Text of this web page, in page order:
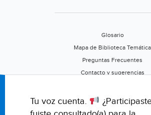
Glosario
Mapa de Biblioteca Temática
Preguntas Frecuentes
Contacto y sugerencias
Califica este portal
Tu voz cuenta.